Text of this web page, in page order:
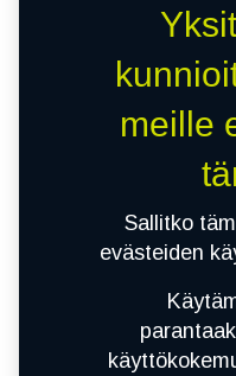
meille
Sallitko
evästeiden